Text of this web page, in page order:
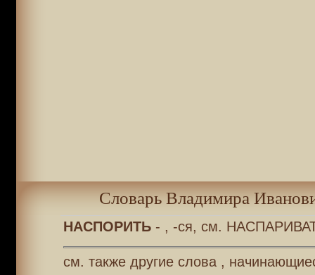
Словарь Владимира
НАСПОРИТЬ- , -ся, см.
см. также другие слова ,